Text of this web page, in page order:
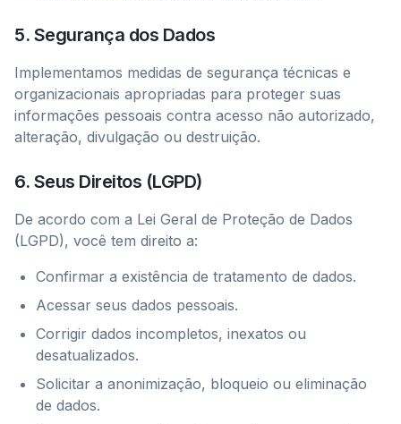
5. Segurança dos Dados
Implementamos medidas de segurança técnicas e
organizacionais apropriadas para proteger suas
informações pessoais contra acesso não autorizado,
alteração, divulgação ou destruição.
6. Seus Direitos (LGPD)
De acordo com a Lei Geral de Proteção de Dados
(LGPD), você tem direito a:
Confirmar a existência de tratamento de dados.
Acessar seus dados pessoais.
Corrigir dados incompletos, inexatos ou
desatualizados.
Solicitar a anonimização, bloqueio ou eliminação
de dados.